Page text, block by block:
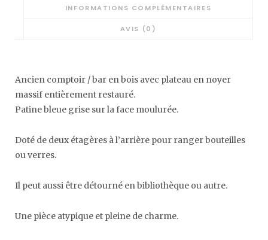
INFORMATIONS COMPLÉMENTAIRES
AVIS (0)
Ancien comptoir / bar en bois avec plateau en noyer
massif entièrement restauré.
Patine bleue grise sur la face moulurée.
Doté de deux étagères à l’arrière pour ranger bouteilles
ou verres.
Il peut aussi être détourné en bibliothèque ou autre.
Une pièce atypique et pleine de charme.